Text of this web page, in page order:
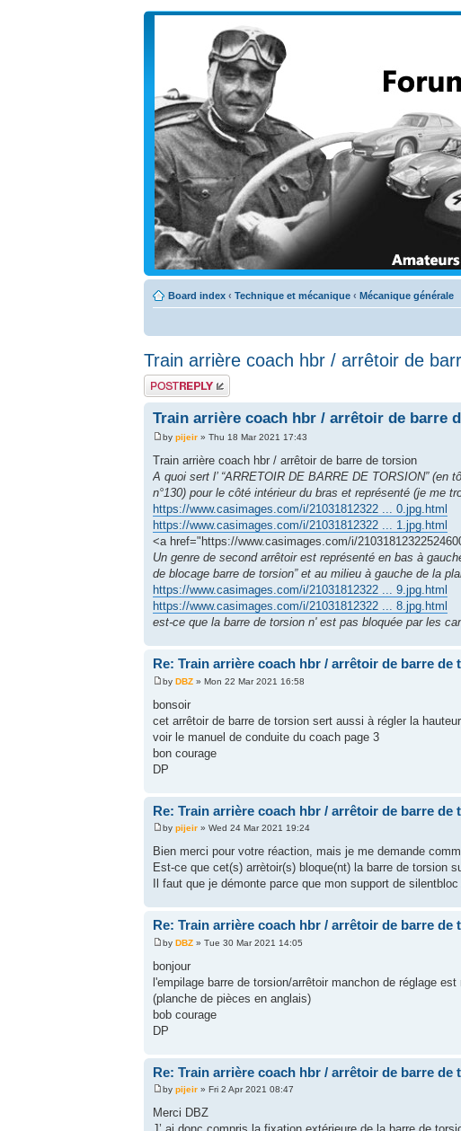
Board index ‹ Technique et mécanique ‹ Mécanique générale
Train arrière coach hbr / arrêtoir de
Post a reply
Train arrière coach hbr / arrêtoir de barre
by pijeir » Thu 18 Mar 2021 17:43
Train arrière coach hbr / arrêtoir de barre de torsion
A quoi sert l’ “ARRETOIR DE BARRE DE TORSION”
n°130) pour le côté intérieur du bras et représenté (je me
https://www.casimages.com/i/21031812322 ... 0.jpg.html
https://www.casimages.com/i/21031812322 ... 1.jpg.html
<a href="https://www.casimages.com/i/
Un genre de second arrêtoir est représenté en bas à
de blocage barre de torsion” et au milieu à gauche de la
https://www.casimages.com/i/21031812322 ... 9.jpg.html
https://www.casimages.com/i/21031812322 ... 8.jpg.html
est-ce que la barre de torsion n' est pas bloquée par les
Re: Train arrière coach hbr / arrêtoir de barre de
by DBZ » Mon 22 Mar 2021 16:58
bonsoir
cet arrêtoir de barre de torsion sert aussi à régler la
voir le manuel de conduite du coach page 3
bon courage
DP
Re: Train arrière coach hbr / arrêtoir de barre de
by pijeir » Wed 24 Mar 2021 19:24
Bien merci pour votre réaction, mais je me demande
Est-ce que cet(s) arrètoir(s) bloque(nt) la barre de torsion
Il faut que je démonte parce que mon support de
Re: Train arrière coach hbr / arrêtoir de barre de
by DBZ » Tue 30 Mar 2021 14:05
bonjour
l'empilage barre de torsion/arrêtoir manchon de réglage
(planche de pièces en anglais)
bob courage
DP
Re: Train arrière coach hbr / arrêtoir de barre de
by pijeir » Fri 2 Apr 2021 08:47
Merci DBZ